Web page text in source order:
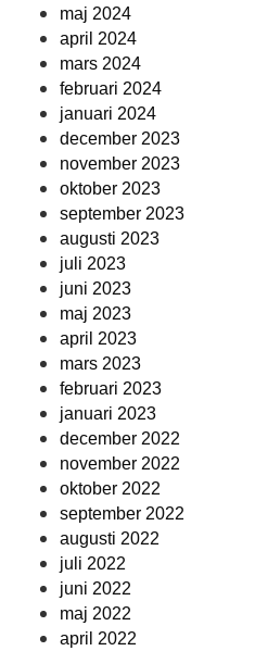
maj 2024
april 2024
mars 2024
februari 2024
januari 2024
december 2023
november 2023
oktober 2023
september 2023
augusti 2023
juli 2023
juni 2023
maj 2023
april 2023
mars 2023
februari 2023
januari 2023
december 2022
november 2022
oktober 2022
september 2022
augusti 2022
juli 2022
juni 2022
maj 2022
april 2022